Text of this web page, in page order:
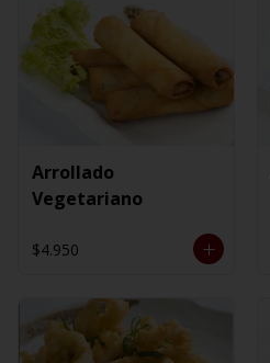
Arrollado
Vegetariano
$4.950